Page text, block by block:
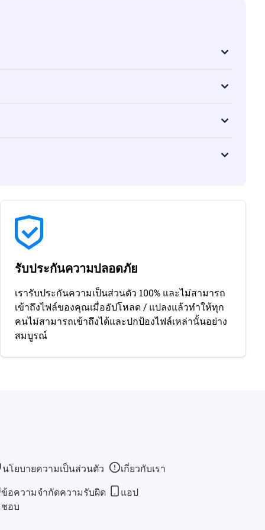
รับประกันความปลอดภัย
เรารับประกันความเป็นส่วนตัว 100% และไม่สามารถ
เข้าถึงไฟล์ของคุณเมื่ออัปโหลด / แปลงแล้วทําให้ทุก
คนไม่สามารถเข้าถึงได้และปกป้องไฟล์เหล่านั้นอย่าง
สมบูรณ์
นโยบายความเป็นส่วนตัว
ข้อความจำกัดความรับผิด
ชอบ
เกี่ยวกับเรา
แอป